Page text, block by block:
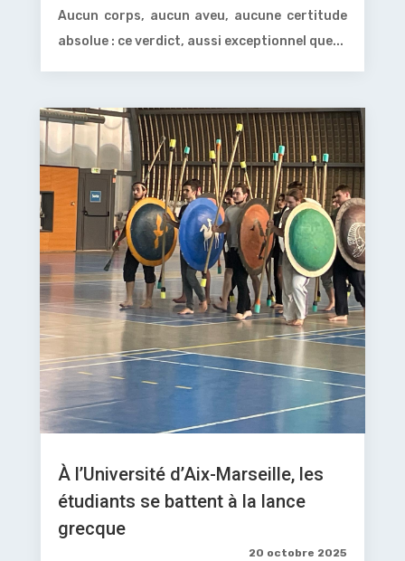
Aucun corps, aucun aveu, aucune certitude
absolue : ce verdict, aussi exceptionnel que...
À l’Université d’Aix-Marseille, les
étudiants se battent à la lance
grecque
20 octobre 2025